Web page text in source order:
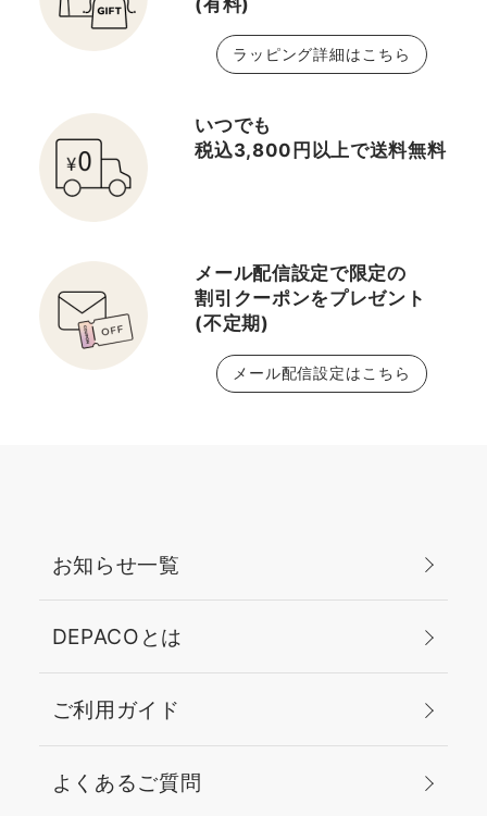
ラッピング詳細はこちら
いつでも
税込3,800円以上で送料無料
メール配信設定で限定の
割引クーポンをプレゼント
(不定期)
メール配信設定はこちら
お知らせ一覧
DEPACOとは
ご利用ガイド
よくあるご質問